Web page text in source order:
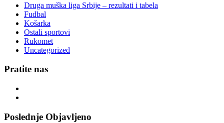
Druga muška liga Srbije – rezultati i tabela
Fudbal
Košarka
Ostali sportovi
Rukomet
Uncategorized
Pratite nas
Poslednje Objavljeno